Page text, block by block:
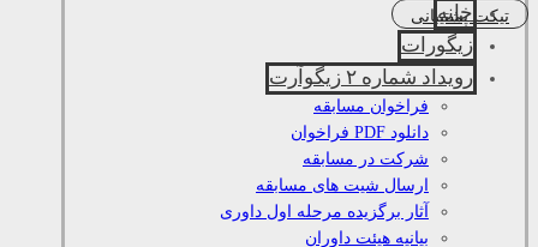
تیکت پشتیبانی
خانه
زیگورات
رویداد شماره ۲ زیگوآرت
فراخوان مسابقه
دانلود PDF فراخوان
شرکت در مسابقه
ارسال شیت های مسابقه
آثار برگزیده مرحله اول داوری
بیانیه هیئت داوران